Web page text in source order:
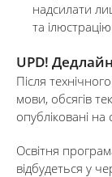
надсилати
та
UPD!
Після
мови, обсягів
опубліковані на
Освітня
відбудеться у